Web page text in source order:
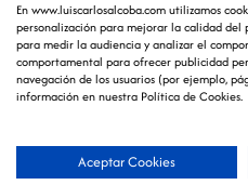
Aviso Legal / Política
Política de
En www.luiscarlosalcoba.com utilizamos
personalización para mejorar la calidad
para medir la audiencia y analizar el
comportamental para ofrecer publicidad
navegación de los usuarios (por ejemplo,
información en nuestra Política de Cookies.
Aceptar Cookies